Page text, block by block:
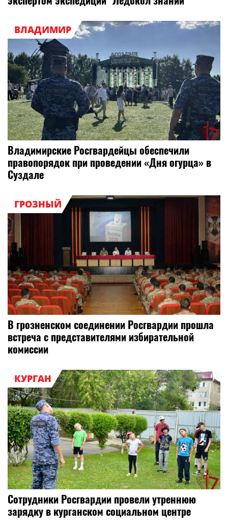
ВЛАДИМИР
Владимирские Росгвардейцы обеспечили
правопорядок при проведении «Дня огурца» в
Суздале
ГРОЗНЫЙ
В грозненском соединении Росгвардии прошла
встреча с представителями избирательной
комиссии
КУРГАН
Сотрудники Росгвардии провели утреннюю
зарядку в курганском социальном центре